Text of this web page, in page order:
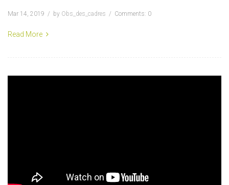
Mar 14, 2019 by Obs_des_cadres Comments: 0
Read More